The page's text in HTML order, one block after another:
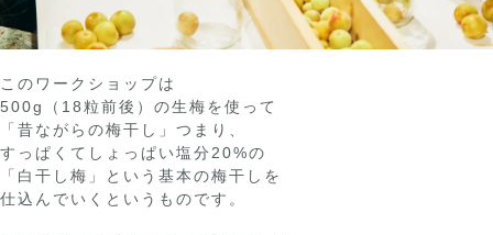
このワークショップは
500g（18粒前後）の生梅を使って
「昔ながらの梅干し」つまり、
すっぱくてしょっぱい塩分20%の
「白干し梅」という基本の梅干しを
仕込んでいくというものです。